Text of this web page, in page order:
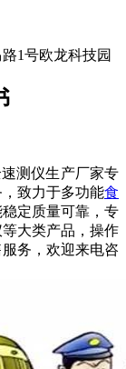
1号欧龙科技园
测仪生产厂家专
致力于多功能食
定质量可靠，专
大类产品，操作
务，欢迎来电咨